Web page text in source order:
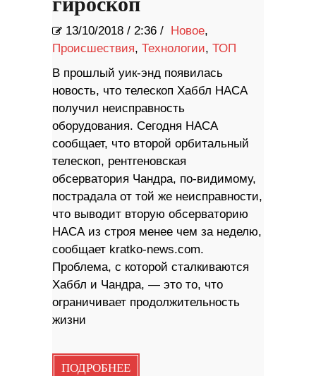
13/10/2018 / 2:36 / Новое,
Происшествия, Технологии, ТОП
В прошлый уик-энд появилась
новость, что телескоп Хаббл НАСА
получил неисправность
оборудования. Сегодня НАСА
сообщает, что второй орбитальный
телескоп, рентгеновская
обсерватория Чандра, по-видимому,
пострадала от той же неисправности,
что выводит вторую обсерваторию
НАСА из строя менее чем за неделю,
сообщает kratko-news.com.
Проблема, с которой сталкиваются
Хаббл и Чандра, — это то, что
ограничивает продолжительность
жизни
ПОДРОБНЕЕ